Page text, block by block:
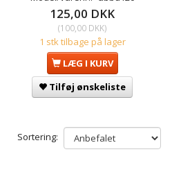
125,00 DKK
(100,00 DKK)
1 stk tilbage på lager
LÆG I KURV
Tilføj ønskeliste
Sortering: